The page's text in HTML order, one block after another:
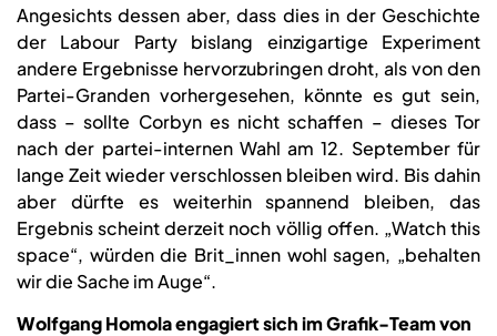
Angesichts dessen aber, dass dies in der Geschichte
der Labour Party bislang einzigartige Experiment
andere Ergebnisse hervorzubringen droht, als von den
Partei-Granden vorhergesehen, könnte es gut sein,
dass – sollte Corbyn es nicht schaffen – dieses Tor
nach der partei-internen Wahl am 12. September für
lange Zeit wieder verschlossen bleiben wird. Bis dahin
aber dürfte es weiterhin spannend bleiben, das
Ergebnis scheint derzeit noch völlig offen. „Watch this
space“, würden die Brit_innen wohl sagen, „behalten
wir die Sache im Auge“.
Wolfgang Homola engagiert sich im Grafik-Team von